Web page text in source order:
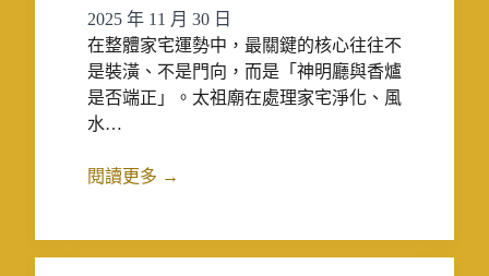
2025 年 11 月 30 日
在整體家宅運勢中，最關鍵的核心往往不
是裝潢、不是門向，而是「神明廳與香爐
是否端正」。太祖廟在處理家宅淨化、風
水…
閱讀更多 →